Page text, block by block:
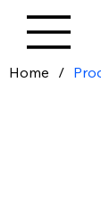
Home /